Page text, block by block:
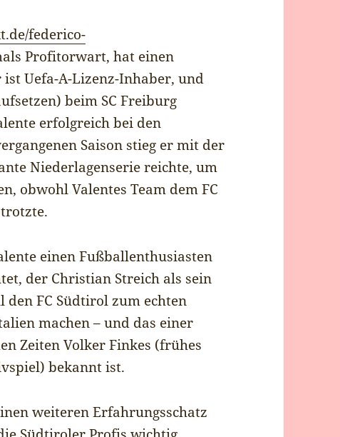
federico-
Profitorwart, hat einen
Uefa-A-Lizenz-Inhaber, und
beim SC Freiburg
erfolgreich bei den
Saison stieg er mit der
Niederlagenserie reichte, um
obwohl Valentes Team dem FC
einen Fußballenthusiasten
der Christian Streich als sein
den FC Südtirol zum echten
machen – und das einer
Zeiten Volker Finkes (frühes
bekannt ist.
weiteren Erfahrungsschatz